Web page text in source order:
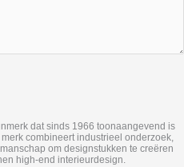
dat sinds 1966 toonaangevend is
combineert industrieel onderzoek,
om designstukken te creëren
high-end interieurdesign.